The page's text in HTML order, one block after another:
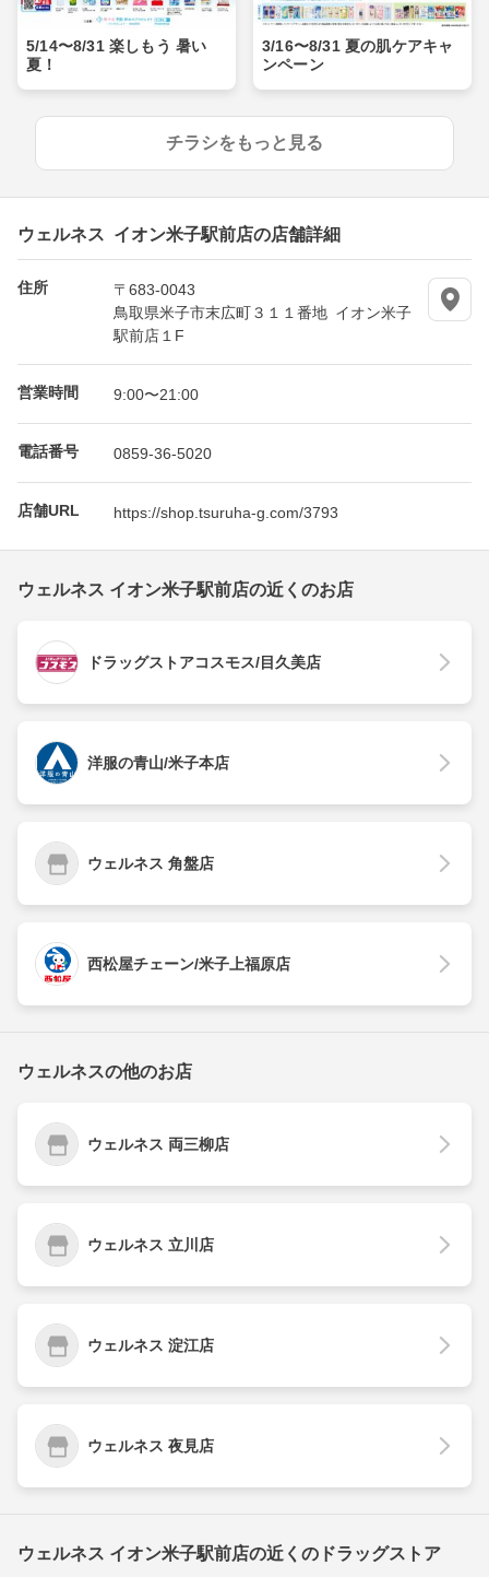
5/14〜8/31 楽しもう 暑い
夏！
3/16〜8/31 夏の肌ケアキャ
ンペーン
チラシをもっと見る
ウェルネス イオン米子駅前店の店舗詳細
住所
〒683-0043
鳥取県米子市末広町３１１番地 イオン米子
駅前店１F
営業時間 9:00〜21:00
電話番号 0859-36-5020
店舗URL https://shop.tsuruha-g.com/3793
ウェルネス イオン米子駅前店の近くのお店
ドラッグストアコスモス/目久美店
洋服の青山/米子本店
ウェルネス 角盤店
西松屋チェーン/米子上福原店
ウェルネスの他のお店
ウェルネス 両三柳店
ウェルネス 立川店
ウェルネス 淀江店
ウェルネス 夜見店
ウェルネス イオン米子駅前店の近くのドラッグストア